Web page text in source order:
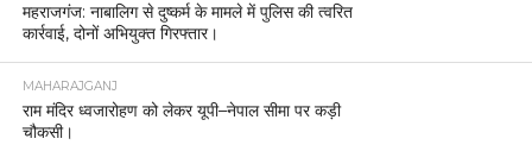
महराजगंज: नाबालिग से दुष्कर्म के मामले में पुलिस की त्वरित
कार्रवाई, दोनों अभियुक्त गिरफ्तार।
MAHARAJGANJ
राम मंदिर ध्वजारोहण को लेकर यूपी–नेपाल सीमा पर कड़ी
चौकसी।